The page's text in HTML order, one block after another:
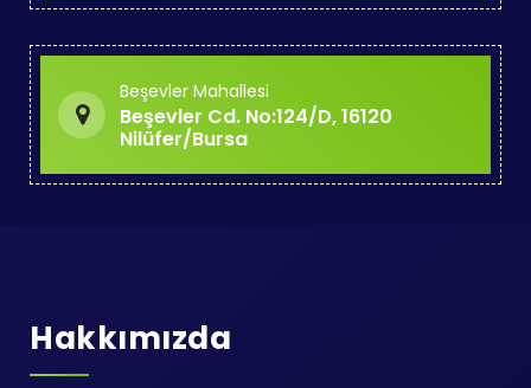
Beşevler Mahallesi
Beşevler Cd. No:124/D, 16120
Nilüfer/Bursa
Hakkımızda